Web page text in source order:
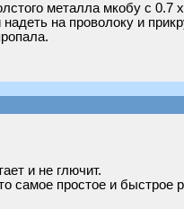
металла мкобу с 0.7
на проволоку и
и не глючит.
самое простое и быстрое